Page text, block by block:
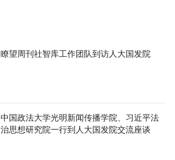
瞭望周刊社智库工作团队到访人大国发院
中国政法大学光明新闻传播学院、习近平法
治思想研究院一行到人大国发院交流座谈